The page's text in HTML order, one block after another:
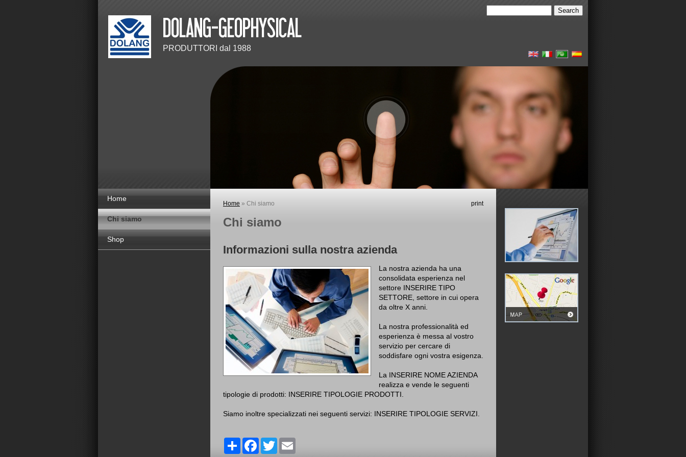
PRODUTTORI dal 1988
Home
Chi siamo
Shop
Home » Chi siamo
Chi siamo
print
Informazioni sulla nostra azienda
La nostra azienda ha una
consolidata esperienza nel
settore INSERIRE TIPO
SETTORE, settore in cui opera
da oltre X anni.
La nostra professionalità ed
esperienza è messa al vostro
servizio per cercare di
soddisfare ogni vostra esigenza.
La INSERIRE NOME AZIENDA
realizza e vende le seguenti
tipologie di prodotti: INSERIRE TIPOLOGIE PRODOTTI.
Siamo inoltre specializzati nei seguenti servizi: INSERIRE TIPOLOGIE SERVIZI.
Share Facebook
Twitter